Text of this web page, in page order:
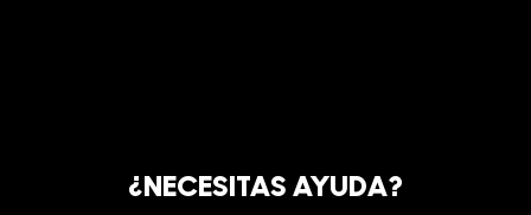
¿NECESITAS AYUDA?